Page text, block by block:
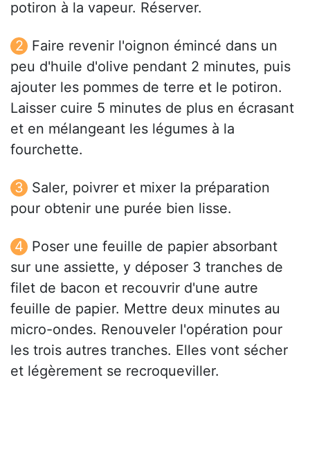
potiron à la vapeur. Réserver.
Faire revenir l'oignon émincé dans un
peu d'huile d'olive pendant 2 minutes, puis
ajouter les pommes de terre et le potiron.
Laisser cuire 5 minutes de plus en écrasant
et en mélangeant les légumes à la
fourchette.
Saler, poivrer et mixer la préparation
pour obtenir une purée bien lisse.
Poser une feuille de papier absorbant
sur une assiette, y déposer 3 tranches de
filet de bacon et recouvrir d'une autre
feuille de papier. Mettre deux minutes au
micro-ondes. Renouveler l'opération pour
les trois autres tranches. Elles vont sécher
et légèrement se recroqueviller.